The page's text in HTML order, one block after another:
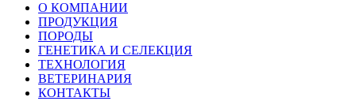
О КОМПАНИИ
ПРОДУКЦИЯ
ПОРОДЫ
ГЕНЕТИКА И СЕЛЕКЦИЯ
ТЕХНОЛОГИЯ
ВЕТЕРИНАРИЯ
КОНТАКТЫ